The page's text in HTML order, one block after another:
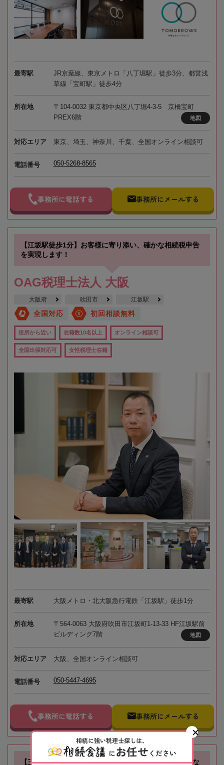
最寄駅
JR京葉線、東京メトロ「八丁堀駅」徒歩3分、都営浅
草線「宝町駅」徒歩4分
所在地
〒104-0032 東京都中央区八丁堀4-3-5 京橋宝町
PREX6階
地図
対応エリア 東京、埼玉、神奈川、千葉、全国オンライン相談可
電話番号 050-5268-8565
事務所に電話する 事務所にメールする
【江坂駅徒歩1分】お客様に寄り添い、確かな相続税申告
を実現します！
OAG税理士法人 大阪
大阪府 吹田市 江坂駅
全国対応 初回相談無料
役所から近い 在籍数10名以上 オンライン相談可
全国出張対応可 女性税理士在籍
最寄駅 大阪メトロ・北大阪急行電鉄「江坂駅」徒歩1分
所在地
〒564-0063 大阪府吹田市江坂町1-13-33 HF江坂駅前
ビルディング7階
地図
対応エリア 大阪、全国オンライン相談可
電話番号 050-5447-4695
事務所に電話する 事務所にメールする
【三ノ宮駅徒歩3分】銀行顧問経験のある税理士が適切な
相続に強い税理士探しは、
にお任せ ください